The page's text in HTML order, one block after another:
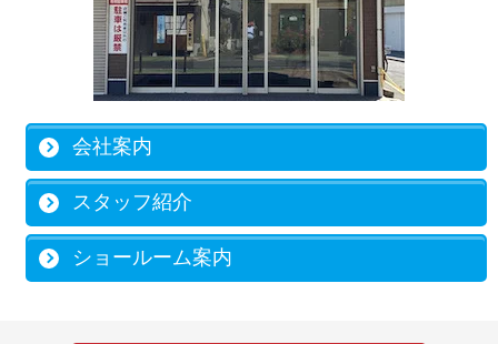
会社案内
スタッフ紹介
ショールーム案内